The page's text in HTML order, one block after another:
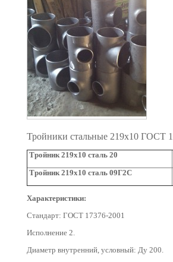
Тройники стальные 219х10 ГОСТ
Тройник 219х10 сталь 20
Тройник 219х10 сталь 09Г2С
Характеристики:
Стандарт: ГОСТ 17376-2001
Исполнение 2.
Диаметр внутренний, условный: Ду 200.